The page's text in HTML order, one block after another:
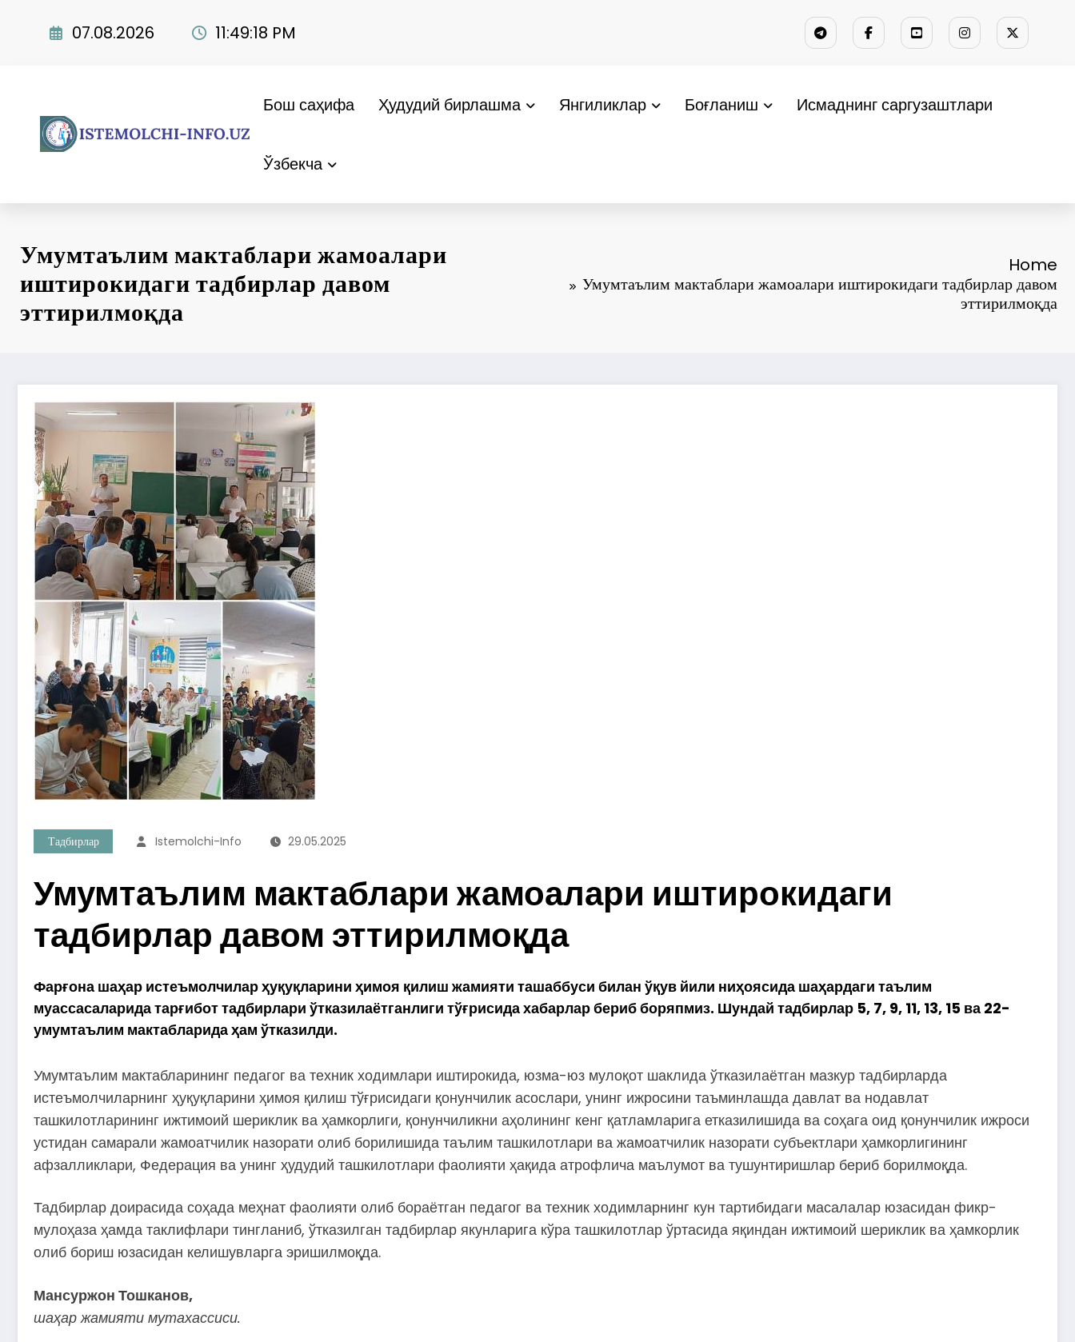
07.08.2026 11:49:19 PM
Бош саҳифа Ҳудудий бирлашма Янгиликлар Боғланиш Исмаднинг саргузаштлари
Ўзбекча
Умумтаълим мактаблари жамоалари
иштирокидаги тадбирлар давом
эттирилмоқда
Home
Умумтаълим мактаблари жамоалари иштирокидаги тадбирлар давом
эттирилмоқда
Тадбирлар Istemolchi-Info 29.05.2025
Умумтаълим мактаблари жамоалари иштирокидаги
тадбирлар давом эттирилмоқда
Фарғона шаҳар истеъмолчилар ҳуқуқларини ҳимоя қилиш жамияти ташаббуси билан ўқув йили ниҳоясида шаҳардаги таълим
муассасаларида тарғибот тадбирлари ўтказилаётганлиги тўғрисида хабарлар бериб боряпмиз. Шундай тадбирлар 5, 7, 9, 11, 13, 15 ва 22-
умумтаълим мактабларида ҳам ўтказилди.
Умумтаълим мактабларининг педагог ва техник ходимлари иштирокида, юзма-юз мулоқот шаклида ўтказилаётган мазкур тадбирларда
истеъмолчиларнинг ҳуқуқларини ҳимоя қилиш тўғрисидаги қонунчилик асослари, унинг ижросини таъминлашда давлат ва нодавлат
ташкилотларининг ижтимоий шериклик ва ҳамкорлиги, қонунчиликни аҳолининг кенг қатламларига етказилишида ва соҳага оид қонунчилик ижроси
устидан самарали жамоатчилик назорати олиб борилишида таълим ташкилотлари ва жамоатчилик назорати субъектлари ҳамкорлигининг
афзалликлари, Федерация ва унинг ҳудудий ташкилотлари фаолияти ҳақида атрофлича маълумот ва тушунтиришлар бериб борилмоқда.
Тадбирлар доирасида соҳада меҳнат фаолияти олиб бораётган педагог ва техник ходимларнинг кун тартибидаги масалалар юзасидан фикр-
мулоҳаза ҳамда таклифлари тингланиб, ўтказилган тадбирлар якунларига кўра ташкилотлар ўртасида яқиндан ижтимоий шериклик ва ҳамкорлик
олиб бориш юзасидан келишувларга эришилмоқда.
Мансуржон Тошканов,
шаҳар жамияти мутахассиси.